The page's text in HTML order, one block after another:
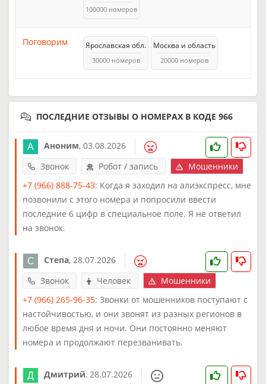
100000 номеров
Поговорим Ярославская обл.
30000 номеров
Москва и область
20000 номеров
ПОСЛЕДНИЕ ОТЗЫВЫ О НОМЕРАХ В КОДЕ 966
Аноним, 03.08.2026
Звонок
Робот / запись
Мошенники
+7 (966) 888-75-43: Когда я заходил на алиэкспресс, мне
позвонили с этого номера и попросили ввести
последние 6 цифр в специальное поле. Я не ответил
на звонок.
Степа, 28.07.2026
Звонок
Человек
Мошенники
+7 (966) 265-96-35: Звонки от мошенников поступают с
настойчивостью, и они звонят из разных регионов в
любое время дня и ночи. Они постоянно меняют
номера и продолжают перезванивать.
Дмитрий, 28.07.2026